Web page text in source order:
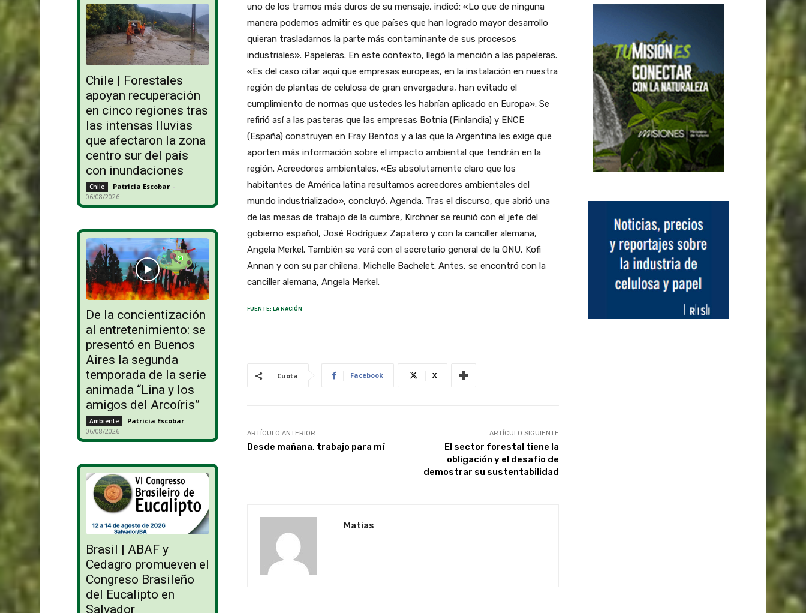
Chile | Forestales
apoyan recuperación
en cinco regiones tras
las intensas lluvias
que afectaron la zona
centro sur del país
con inundaciones
Chile Patricia Escobar -
06/08/2026
De la concientización
al entretenimiento: se
presentó en Buenos
Aires la segunda
temporada de la serie
animada “Lina y los
amigos del Arcoíris”
Ambiente Patricia Escobar -
06/08/2026
Brasil | ABAF y
Cedagro promueven el
Congreso Brasileño
del Eucalipto en
Salvador
uno de los tramos más duros de su mensaje, indicó: «Lo que de ninguna
manera podemos admitir es que países que han logrado mayor desarrollo
quieran trasladarnos la parte más contaminante de sus procesos
industriales». Papeleras. En este contexto, llegó la mención a las papeleras.
«Es del caso citar aquí que empresas europeas, en la instalación en nuestra
región de plantas de celulosa de gran envergadura, han evitado el
cumplimiento de normas que ustedes les habrían aplicado en Europa». Se
refirió así a las pasteras que las empresas Botnia (Finlandia) y ENCE
(España) construyen en Fray Bentos y a las que la Argentina les exige que
aporten más información sobre el impacto ambiental que tendrán en la
región. Acreedores ambientales. «Es absolutamente claro que los
habitantes de América latina resultamos acreedores ambientales del
mundo industrializado», concluyó. Agenda. Tras el discurso, que abrió una
de las mesas de trabajo de la cumbre, Kirchner se reunió con el jefe del
gobierno español, José Rodríguez Zapatero y con la canciller alemana,
Angela Merkel. También se verá con el secretario general de la ONU, Kofi
Annan y con su par chilena, Michelle Bachelet. Antes, se encontró con la
canciller alemana, Angela Merkel.
FUENTE: LA NACIÓN
Cuota Facebook X
ARTÍCULO ANTERIOR
Desde mañana, trabajo para mí
ARTÍCULO SIGUIENTE
El sector forestal tiene la
obligación y el desafío de
demostrar su sustentabilidad
Matias